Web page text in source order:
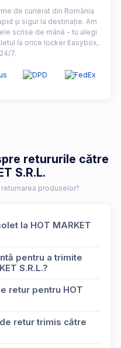
de curierat din România
și sigur la destinație. Am
scrise de mână - tu alegi
la orice locker Easybox,
7.
retururile către
S.R.L.
produselor?
la HOT MARKET
pentru a trimite
S.R.L.?
retur pentru HOT
retur trimis către